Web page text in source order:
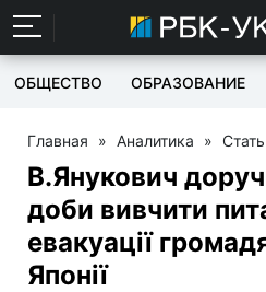
ОБЩЕСТВО ОБРАЗОВАНИЕ
Главная » Аналитика »
В.Янукович
доби вивчити
евакуації
Японії